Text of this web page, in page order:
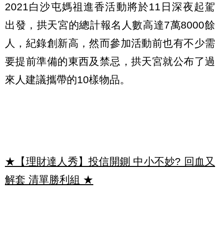
2021白沙屯媽祖進香活動將於11日深夜起駕
出發，拱天宮的總計報名人數高達7萬8000餘
人，紀錄創新高，然而參加活動前也有不少需
要提前準備的東西及禁忌，拱天宮就公布了過
來人建議攜帶的10樣物品。
★【理財達人秀】投信開鍘 中小不妙? 回血又
解套 清單勝利組 ★